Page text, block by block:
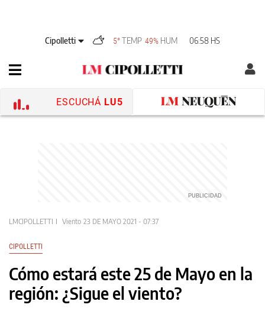
Cipolletti 5°TEMP 49% HUM 06:58 HS
ESCUCHÁ LU5
LMCIPOLLETTI Viento 23 DE MAYO 2021 - 07:37
CIPOLLETTI
Cómo estará este 25 de Mayo en la
región: ¿Sigue el viento?